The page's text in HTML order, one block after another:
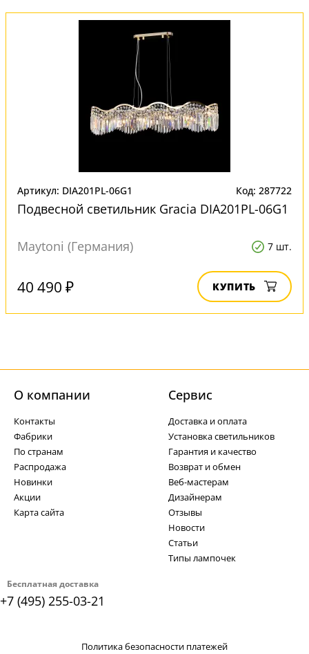
Артикул: DIA201PL-06G1 Код: 287722
Подвесной светильник Gracia DIA201PL-06G1
Maytoni (Германия) 7 шт.
40 490 ₽ КУПИТЬ
Бесплатная доставка
+7 (495) 255-03-21
О компании
Контакты
Фабрики
По странам
Распродажа
Новинки
Акции
Карта сайта
Cервис
Доставка и оплата
Установка светильников
Гарантия и качество
Возврат и обмен
Веб-мастерам
Дизайнерам
Отзывы
Новости
Статьи
Типы лампочек
Политика безопасности платежей